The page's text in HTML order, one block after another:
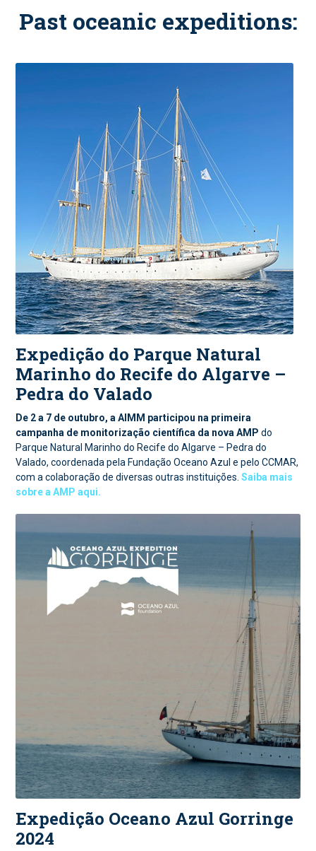
Past oceanic expeditions:
Expedição do Parque Natural
Marinho do Recife do Algarve –
Pedra do Valado
De 2 a 7 de outubro, a AIMM participou na primeira
campanha de monitorização científica da nova AMPdo
Parque Natural Marinho do Recife do Algarve – Pedra do
Valado, coordenada pela Fundação Oceano Azul e pelo CCMAR,
com a colaboração de diversas outras instituições.Saiba mais
sobre a AMP aqui.
Expedição Oceano Azul Gorringe
2024